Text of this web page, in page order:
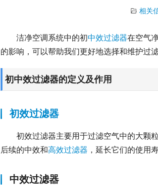
相关
洁净空调系统中的初中效过滤器在空气
的影响，可以帮助我们更好地选择和维护过
初中效过滤器的定义及作用
初效过滤器
初效过滤器主要用于过滤空气中的大颗
后续的中效和高效过滤器 ，延长它们的使用寿
中效过滤器